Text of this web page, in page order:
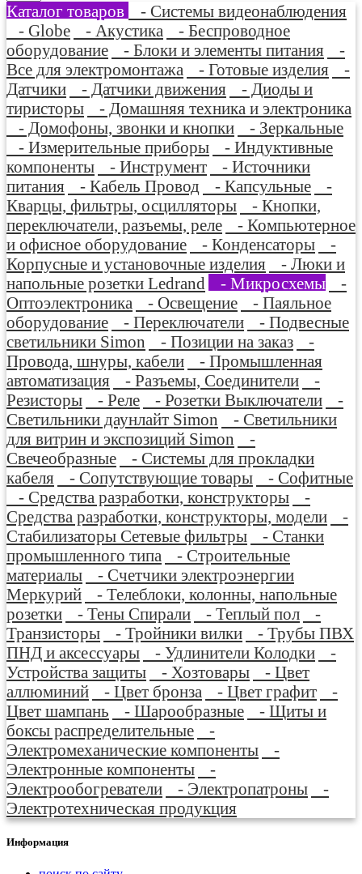
Каталог товаров
- Системы видеонаблюдения
- Globe
- Акустика
- Беспроводное
оборудование
- Блоки и элементы питания
-
Все для электромонтажа
- Готовые изделия
-
Датчики
- Датчики движения
- Диоды и
тиристоры
- Домашняя техника и электроника
- Домофоны, звонки и кнопки
- Зеркальные
- Измерительные приборы
- Индуктивные
компоненты
- Инструмент
- Источники
питания
- Кабель Провод - Капсульные
-
Кварцы, фильтры, осцилляторы
- Кнопки,
переключатели, разъемы, реле
- Компьютерное
и офисное оборудование
- Конденсаторы
-
Корпусные и установочные изделия
- Люки и
напольные розетки Ledrand
- Микросхемы
-
Оптоэлектроника
- Освещение
- Паяльное
оборудование
- Переключатели
- Подвесные
светильники Simon
- Позиции на заказ
-
Провода, шнуры, кабели
- Промышленная
автоматизация
- Разъемы, Соединители
-
Резисторы
- Реле - Розетки Выключатели
-
Светильники даунлайт Simon
- Светильники
для витрин и экспозиций Simon
-
Свечеобразные
- Системы для прокладки
кабеля
- Сопутствующие товары
- Софитные
- Средства разработки, конструкторы
-
Средства разработки, конструкторы, модели
-
Стабилизаторы Сетевые фильтры
- Станки
промышленного типа
- Строительные
материалы
- Счетчики электроэнергии
Меркурий
- Телеблоки, колонны, напольные
розетки
- Тены Спирали - Теплый пол
-
Транзисторы
- Тройники вилки
- Трубы ПВХ
ПНД и аксессуары
- Удлинители Колодки
-
Устройства защиты
- Хозтовары
- Цвет
аллюминий
- Цвет бронза - Цвет графит
-
Цвет шампань
- Шарообразные
- Щиты и
боксы распределительные
-
Электромеханические компоненты
-
Электронные компоненты
-
Электрообогреватели
- Электропатроны
-
Электротехническая продукция
Информация